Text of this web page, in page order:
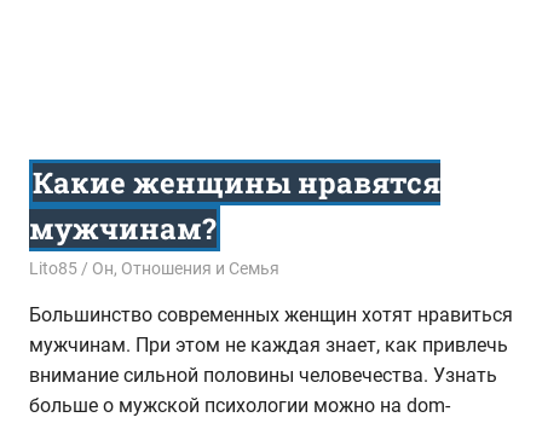
Какие женщины нравятся
мужчинам?
12.10.2017
Lito85 Он, Отношения и Семья
Большинство современных женщин хотят нравиться
мужчинам. При этом не каждая знает, как привлечь
внимание сильной половины человечества. Узнать
больше о мужской психологии можно на dom-